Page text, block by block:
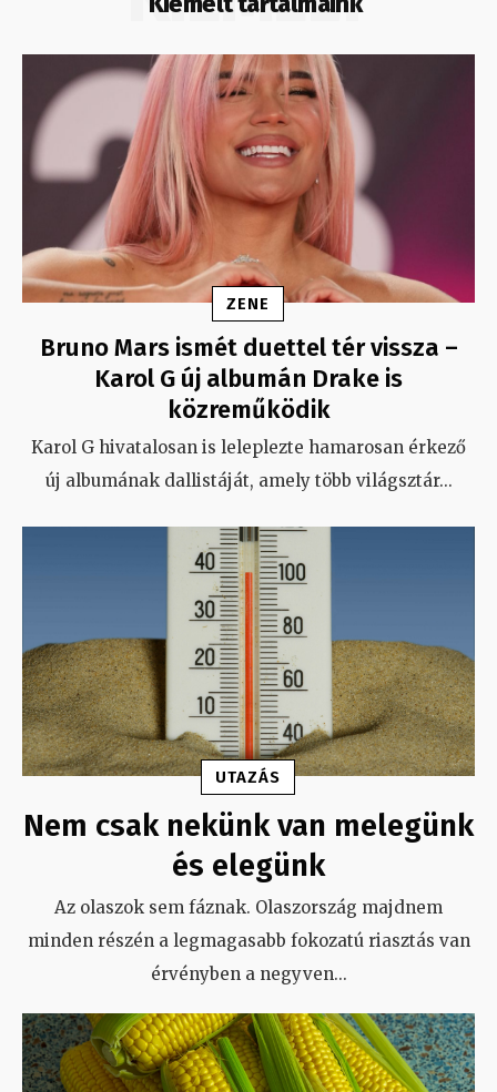
ZENE
Bruno Mars ismét duettel tér vissza –
Karol G új albumán Drake is
közreműködik
Karol G hivatalosan is leleplezte hamarosan érkező
új albumának dallistáját, amely több világsztár...
UTAZÁS
Nem csak nekünk van melegünk
és elegünk
Az olaszok sem fáznak. Olaszország majdnem
minden részén a legmagasabb fokozatú riasztás van
érvényben a negyven...